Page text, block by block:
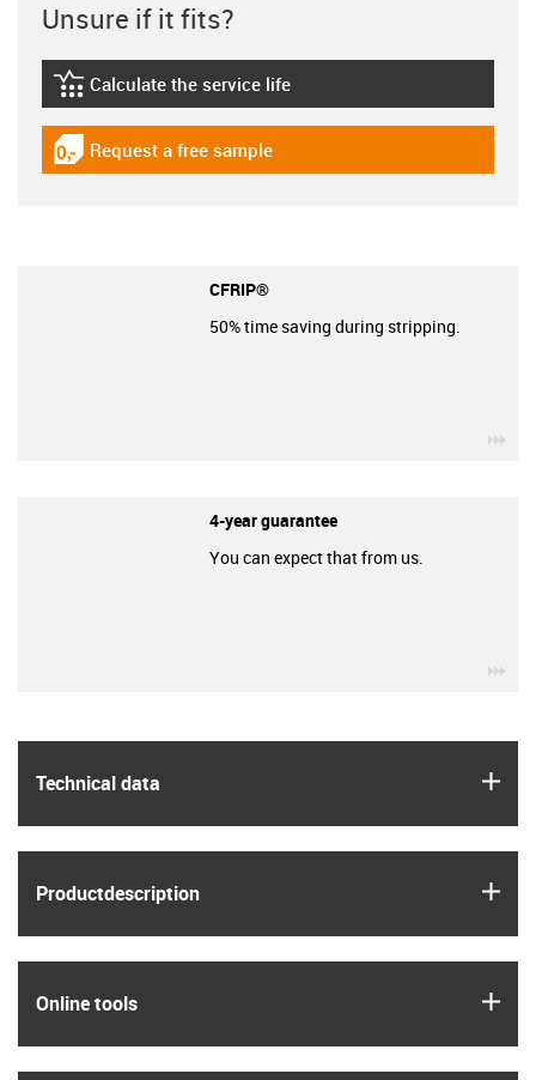
Technical data
Product­description
Online tools
Unsure if it fits?
igus-icon-lebensdauerrechner
Calculate the service life
igus-icon-gratismuster
Request a free sample
CFRIP®
50% time saving during stripping.
4-year guarantee
You can expect that from us.